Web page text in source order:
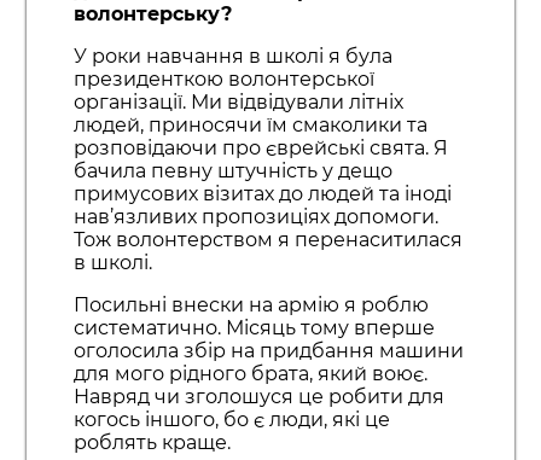
волонтерську?
У роки навчання в школі я була
президенткою волонтерської
організації. Ми відвідували літніх
людей, приносячи їм смаколики та
розповідаючи про єврейські свята. Я
бачила певну штучність у дещо
примусових візитах до людей та іноді
нав’язливих пропозиціях допомоги.
Тож волонтерством я перенаситилася
в школі.
Посильні внески на армію я роблю
систематично. Місяць тому вперше
оголосила збір на придбання машини
для мого рідного брата, який воює.
Навряд чи зголошуся це робити для
когось іншого, бо є люди, які це
роблять краще.